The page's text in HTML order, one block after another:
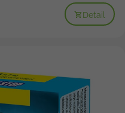
Detail